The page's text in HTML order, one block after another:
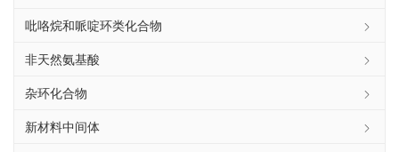
吡咯烷和哌啶环类化合物
非天然氨基酸
杂环化合物
新材料中间体